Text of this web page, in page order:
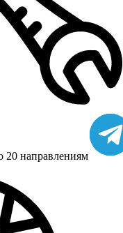
20 направлениям